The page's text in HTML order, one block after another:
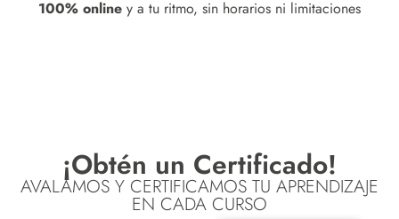
100% online y a tu ritmo, sin horarios ni limitaciones
¡Obtén un Certificado!
AVALAMOS Y CERTIFICAMOS TU APRENDIZAJE
EN CADA CURSO